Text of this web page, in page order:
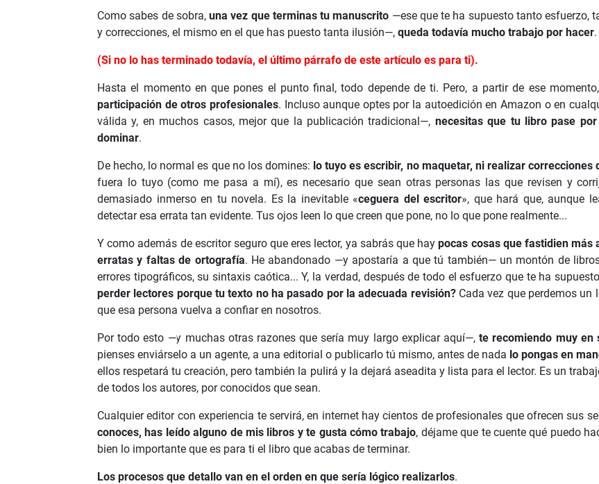
Como sabes de sobra,una vez que terminas tu manuscrito —ese que te ha supuesto tanto esfuerzo,
y correcciones, el mismo en el que has puesto tanta ilusión—, queda todavía mucho trabajo por hacer.
(Si no lo has terminado todavía, el último párrafo de este artículo es para ti).
Hasta el momento en que pones el punto final, todo depende de ti. Pero, a partir de ese
participación de otros profesionales. Incluso aunque optes por la autoedición en Amazon o en
válida y, en muchos casos, mejor que la publicación tradicional—, necesitas que tu libro pase
dominar.
De hecho, lo normal es que no los domines: lo tuyo es escribir, no maquetar, ni realizar
fuera lo tuyo (como me pasa a mí), es necesario que sean otras personas las que revisen y
demasiado inmerso en tu novela. Es la inevitable «ceguera del escritor», que hará que, aunque
detectar esa errata tan evidente. Tus ojos leen lo que creen que pone, no lo que pone realmente...
Y como además de escritor seguro que eres lector, ya sabrás que haypocas cosas que fastidien
erratas y faltas de ortografía. He abandonado —y apostaría a que tú también— un montón de
errores tipográficos, su sintaxis caótica... Y, la verdad, después de todo el esfuerzo que te ha
perder lectores porque tu texto no ha pasado por la adecuada revisión?Cada vez que perdemos un
que esa persona vuelva a confiar en nosotros.
Por todo esto —y muchas otras razones que sería muy largo explicar aquí—,te recomiendo muy en
pienses enviárselo a un agente, a una editorial o publicarlo tú mismo, antes de nada lo pongas en
ellos respetará tu creación, pero también la pulirá y la dejará aseadita y lista para el lector. Es un
de todos los autores, por conocidos que sean.
Cualquier editor con experiencia te servirá, en internet hay cientos de profesionales que ofrecen sus
conoces, has leído alguno de mis libros y te gusta cómo trabajo, déjame que te cuente qué puedo
bien lo importante que es para ti el libro que acabas de terminar.
Los procesos que detallo van en el orden en que sería lógico realizarlos.